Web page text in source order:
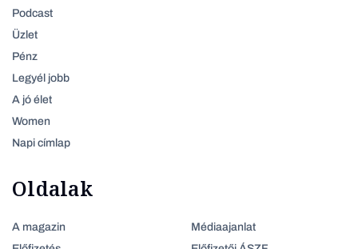
Podcast
Üzlet
Pénz
Legyél jobb
A jó élet
Women
Napi címlap
Oldalak
A magazin
Médiaajanlat